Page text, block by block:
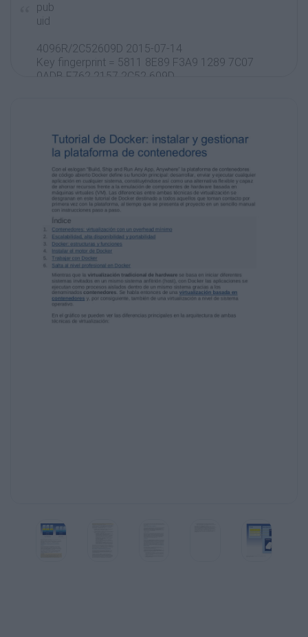
pub
uid
4096R/2C52609D 2015-07-14
Key fingerprint = 5811 8E89 F3A9 1289 7C07
0ADB F762 2157 2C52 609D
Compara la salida en la terminal con la llave
GPG de Docker
4. Configurar el repositorio Docker: inserta el
siguiente comando para garantizar el
acceso al repositorio estable de Docker:
Terminal Ubuntu: el comando mkdir
2. Explorar el nuevo directorio: para ello usa el
comando cd
$ cd mydockerbuild